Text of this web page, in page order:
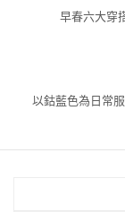
早春六大穿
以鈷藍色為日常